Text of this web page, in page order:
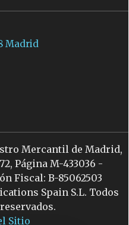
Madrid
Mercantil de Madrid,
Página M-433036 -
Fiscal: B-85062503
Spain S.L. Todos
Sitio